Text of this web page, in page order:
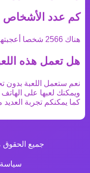
كم عدد الأشخاص
هناك 2566 شخصا
هل تعمل هذه
نعم ستعمل اللعبة بدون
ويمكنك لعبها على
كما يمكنكم تجربة العديد
جميع الحقوق